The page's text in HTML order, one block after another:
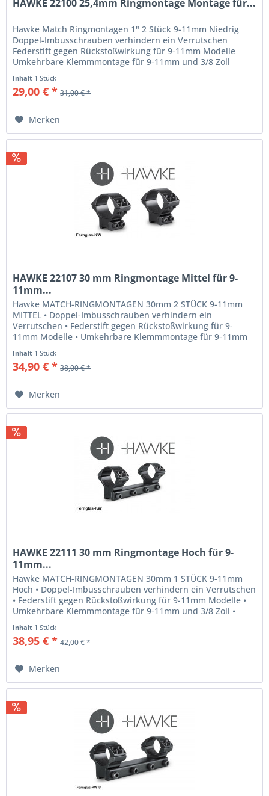
HAWKE 22100 25,4mm Ringmontage Montage für...
Hawke Match Ringmontagen 1" 2 Stück 9-11mm Niedrig
Doppel-Imbusschrauben verhindern ein Verrutschen
Federstift gegen Rückstoßwirkung für 9-11mm Modelle
Umkehrbare Klemmmontage für 9-11mm und 3/8 Zoll
Inhalt 1 Stück
29,00 € * 31,00 € *
Merken
HAWKE 22107 30 mm Ringmontage Mittel für 9-
11mm...
Hawke MATCH-RINGMONTAGEN 30mm 2 STÜCK 9-11mm
MITTEL • Doppel-Imbusschrauben verhindern ein
Verrutschen • Federstift gegen Rückstoßwirkung für 9-
11mm Modelle • Umkehrbare Klemmmontage für 9-11mm
Inhalt 1 Stück
34,90 € * 38,00 € *
Merken
HAWKE 22111 30 mm Ringmontage Hoch für 9-
11mm...
Hawke MATCH-RINGMONTAGEN 30mm 1 STÜCK 9-11mm
Hoch • Doppel-Imbusschrauben verhindern ein Verrutschen
• Federstift gegen Rückstoßwirkung für 9-11mm Modelle •
Umkehrbare Klemmmontage für 9-11mm und 3/8 Zoll •
Inhalt 1 Stück
38,95 € * 42,00 € *
Merken